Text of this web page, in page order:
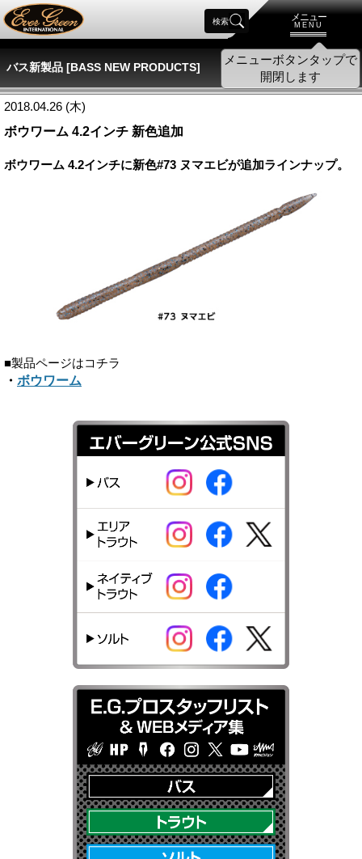
メニュー
MENU
メニューボタンタップで
開閉します
検索
バス新製品 [BASS NEW PRODUCTS]
2018.04.26 (木)
ボウワーム 4.2インチ 新色追加
ボウワーム 4.2インチに新色#73 ヌマエビが追加ラインナップ。
■製品ページはコチラ
・ ボウワーム